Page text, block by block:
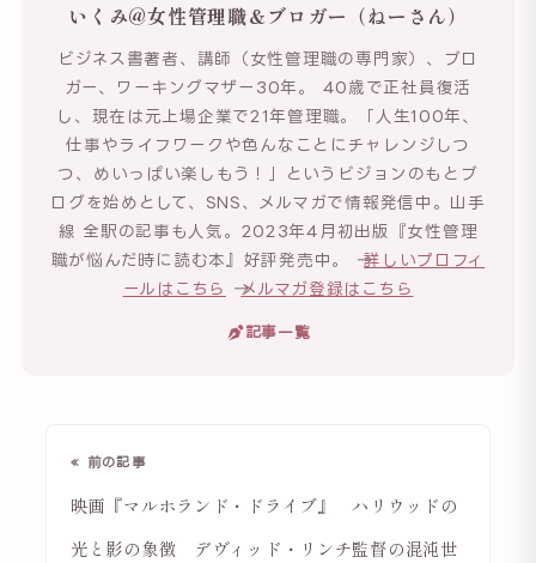
いくみ@女性管理職＆ブロガー（ねーさん）
ビジネス書著者、講師（女性管理職の専門家）、ブロ
ガー、ワーキングマザー30年。 40歳で正社員復活
し、現在は元上場企業で21年管理職。「人生100年、
仕事やライフワークや色んなことにチャレンジしつ
つ、めいっぱい楽しもう！」というビジョンのもとブ
ログを始めとして、SNS、メルマガで情報発信中。山手
線 全駅の記事も人気。2023年4月初出版『女性管理
職が悩んだ時に読む本』好評発売中。 →詳しいプロフィ
ールはこちら
→メルマガ登録はこちら
記事一覧
« 前の記事
映画『マルホランド・ドライブ』 ハリウッドの
光と影の象徴 デヴィッド・リンチ監督の混沌世